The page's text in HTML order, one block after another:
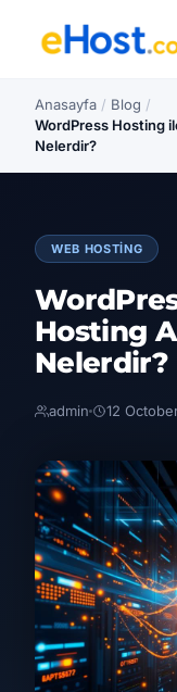
Anasayfa / Blog /
WordPress Hosting
Nelerdir?
WEB HOSTING
Hosting
Nelerdir?
admin 12